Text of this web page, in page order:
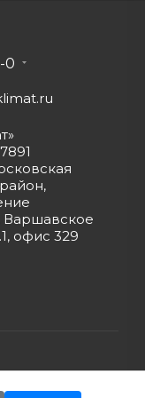
0
Варшавское
офис 329